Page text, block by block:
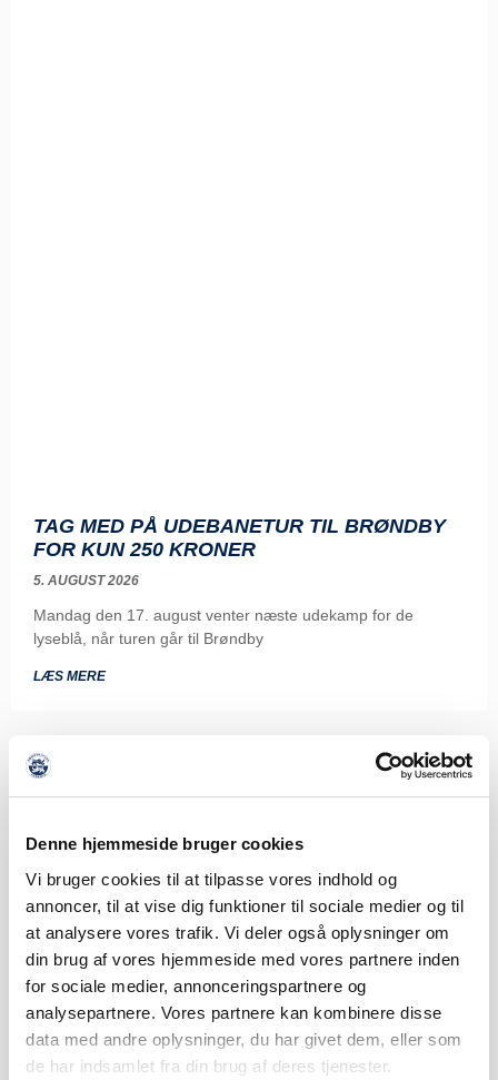
Denne hjemmeside bruger cookies
Vi bruger cookies til at tilpasse vores indhold og
annoncer, til at vise dig funktioner til sociale medier og til
at analysere vores trafik. Vi deler også oplysninger om
din brug af vores hjemmeside med vores partnere inden
for sociale medier, annonceringspartnere og
analysepartnere. Vores partnere kan kombinere disse
data med andre oplysninger, du har givet dem, eller som
de har indsamlet fra din brug af deres tjenester.
TAG MED PÅ UDEBANETUR TIL BRØNDBY
FOR KUN 250 KRONER
5. AUGUST 2026
Mandag den 17. august venter næste udekamp for de
lyseblå, når turen går til Brøndby
LÆS MERE